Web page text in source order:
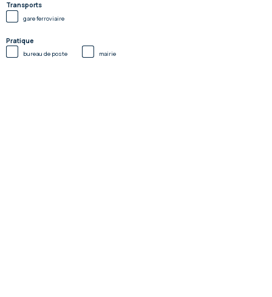
Transports
gare ferroviaire
Pratique
bureau de poste mairie